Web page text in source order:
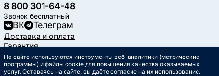
8 800 301-64-48
Звонок бесплатный
ВК Телеграм
Доставка и оплата
Гарантия
Контакты
Статьи
На сайте используются инструменты веб-аналитики (метрические
программы) и файлы cookie для повышения качества оказываемых
услуг. Оставаясь на сайте, вы даёте согласие на их использование.